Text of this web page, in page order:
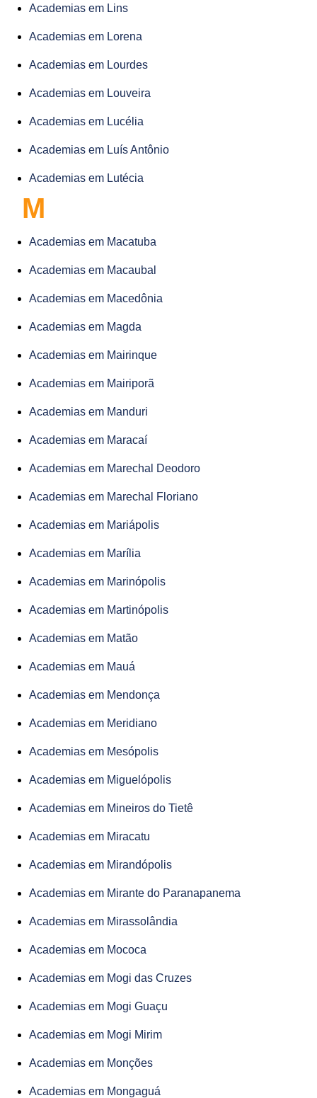
Academias em Lins
Academias em Lorena
Academias em Lourdes
Academias em Louveira
Academias em Lucélia
Academias em Luís Antônio
Academias em Lutécia
M
Academias em Macatuba
Academias em Macaubal
Academias em Macedônia
Academias em Magda
Academias em Mairinque
Academias em Mairiporã
Academias em Manduri
Academias em Maracaí
Academias em Marechal Deodoro
Academias em Marechal Floriano
Academias em Mariápolis
Academias em Marília
Academias em Marinópolis
Academias em Martinópolis
Academias em Matão
Academias em Mauá
Academias em Mendonça
Academias em Meridiano
Academias em Mesópolis
Academias em Miguelópolis
Academias em Mineiros do Tietê
Academias em Miracatu
Academias em Mirandópolis
Academias em Mirante do Paranapanema
Academias em Mirassolândia
Academias em Mococa
Academias em Mogi das Cruzes
Academias em Mogi Guaçu
Academias em Mogi Mirim
Academias em Monções
Academias em Mongaguá